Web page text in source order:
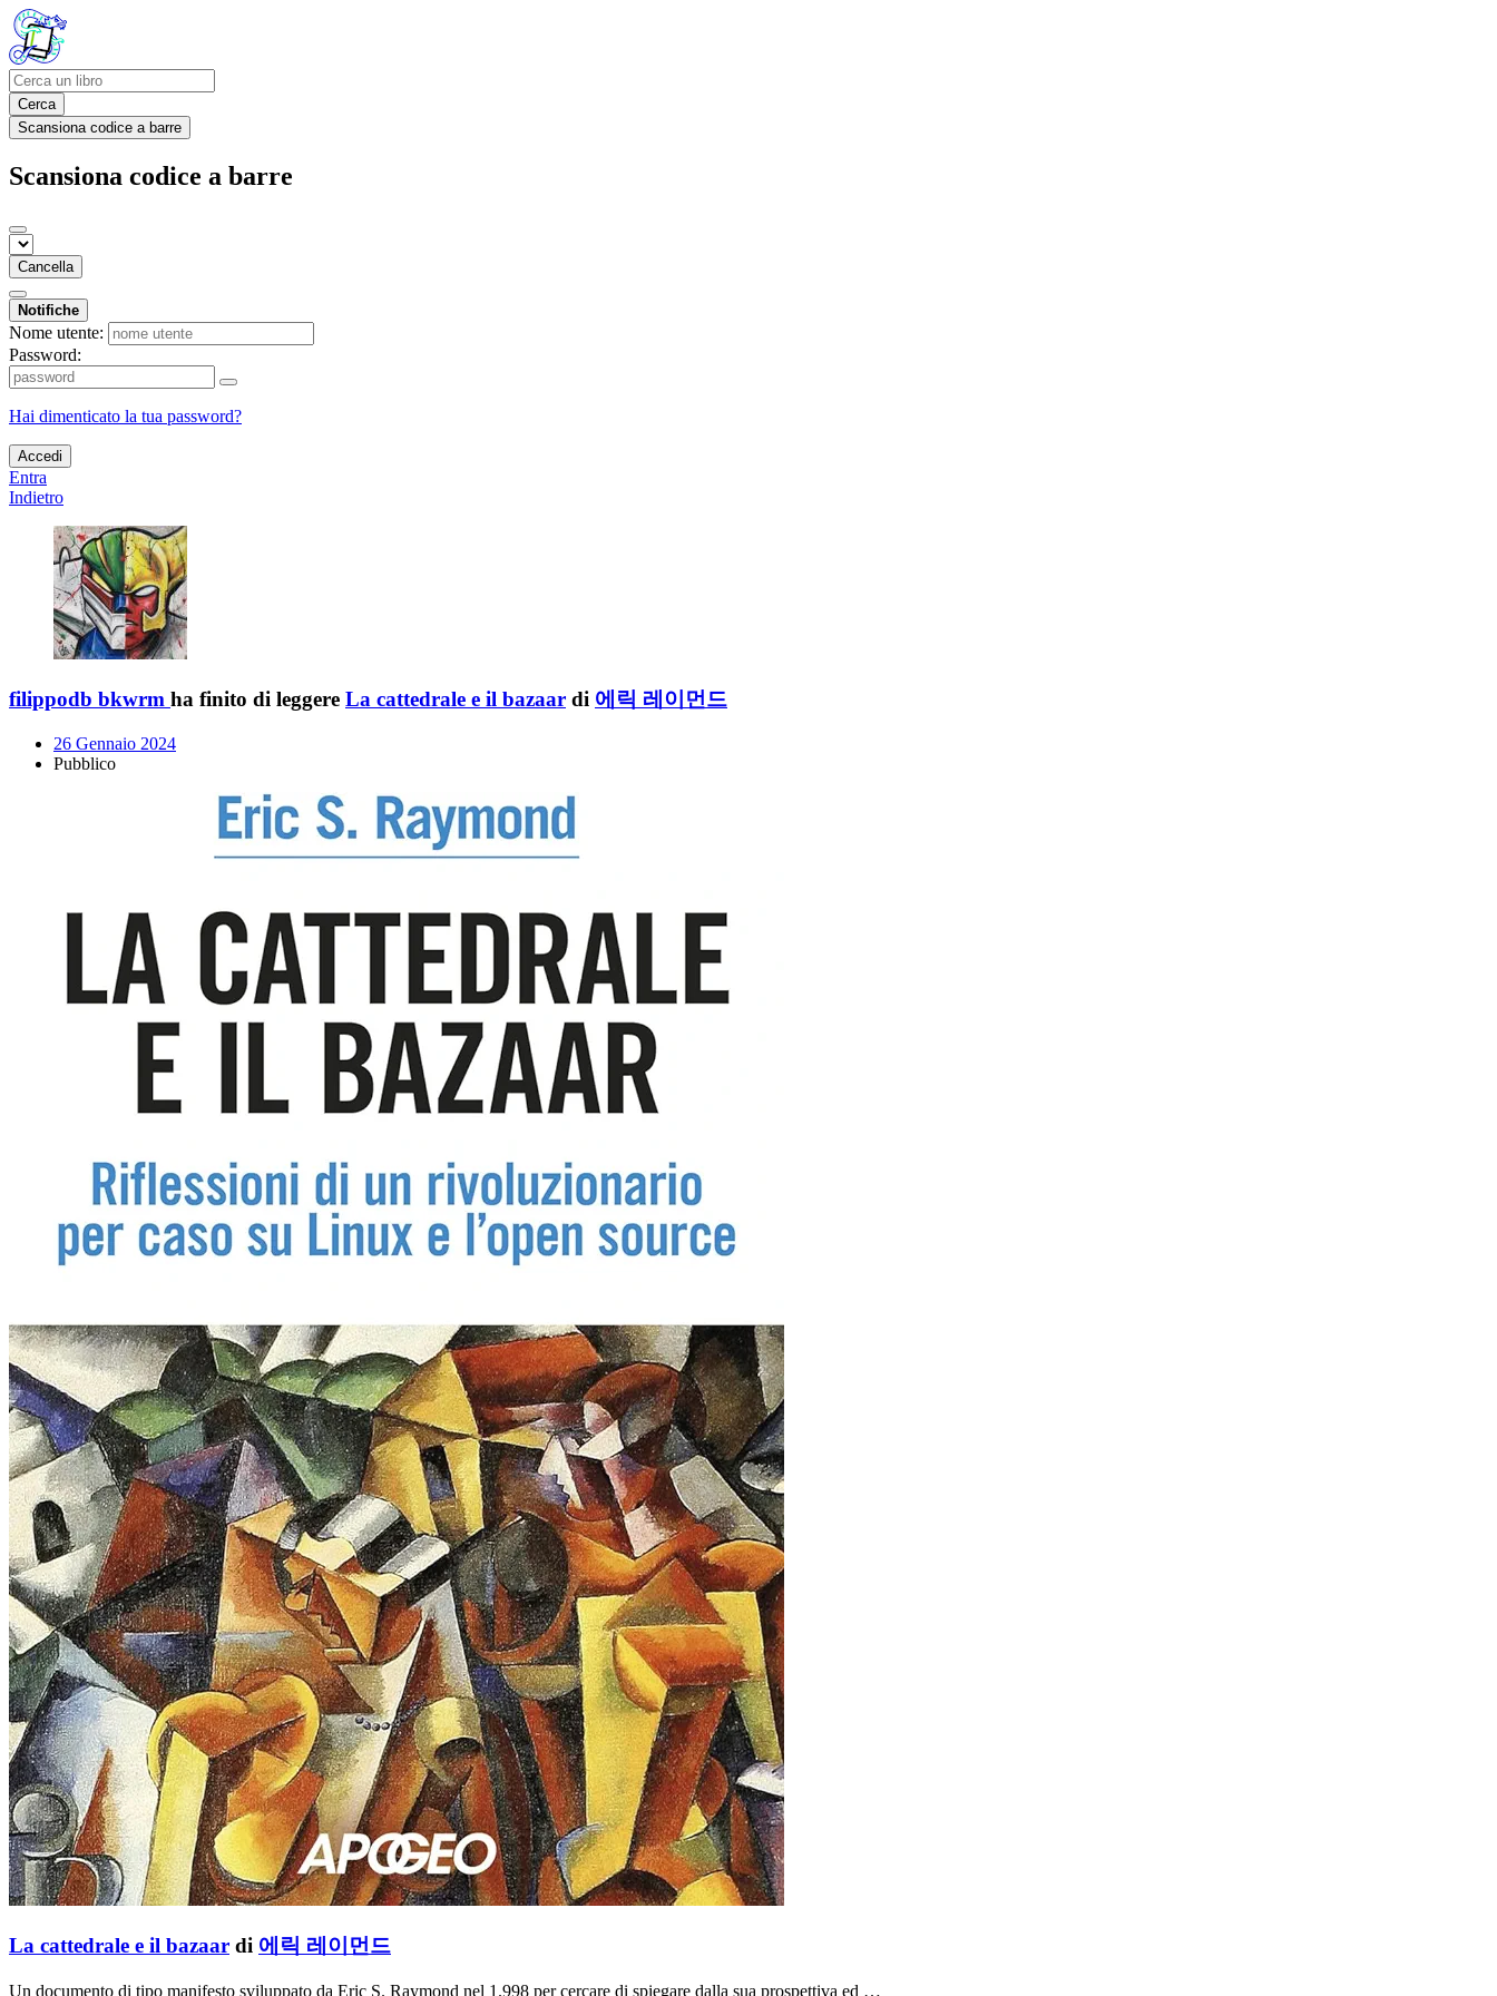
Cerca
Scansiona codice a barre
Scansiona codice a barre
Cancella
Notifiche
Nome utente:
Password:
Hai dimenticato la tua password?
Accedi
Entra
Indietro
filippodb bkwrm ha finito di leggere La cattedrale e il bazaar di 에릭 레이먼드
26 Gennaio 2024
Pubblico
La cattedrale e il bazaar di 에릭 레이먼드
Un documento di tipo manifesto sviluppato da Eric S. Raymond nel 1.998 per cercare di spiegare dalla sua prospettiva ed …